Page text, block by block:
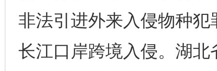
非法引进外来入侵物种
长江口岸跨境入侵。湖